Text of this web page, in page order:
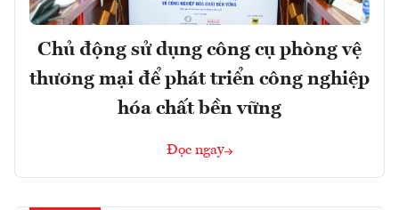
Chủ động sử dụng công cụ phòng vệ
thương mại để phát triển công nghiệp
hóa chất bền vững
Đọc ngay